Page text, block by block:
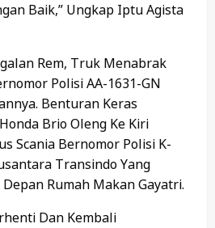
Baik,” Ungkap Iptu Agista
Rem, Truk Menabrak
Polisi AA-1631-GN
Benturan Keras
Brio Oleng Ke Kiri
Scania Bernomor Polisi K-
Transindo Yang
Rumah Makan Gayatri.
Dan Kembali